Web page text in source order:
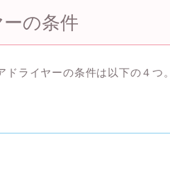
の条件
ライヤーの条件は以下の４つ。